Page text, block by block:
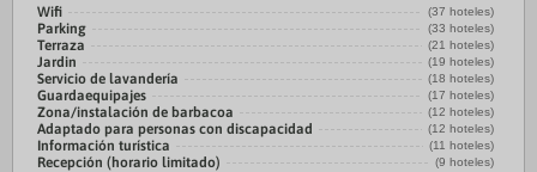
Wifi (37 hoteles)
Parking (33 hoteles)
Terraza (21 hoteles)
Jardin (19 hoteles)
Servicio de lavandería (18 hoteles)
Guardaequipajes (17 hoteles)
Zona/instalación de barbacoa (12 hoteles)
Adaptado para personas con discapacidad (12 hoteles)
Información turística (11 hoteles)
Recepción (horario limitado) (9 hoteles)